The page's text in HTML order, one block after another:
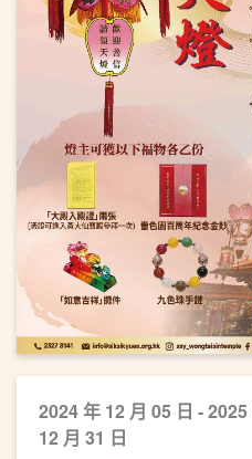
2024 年 12 月 05 日 - 2025
12 月 31 日